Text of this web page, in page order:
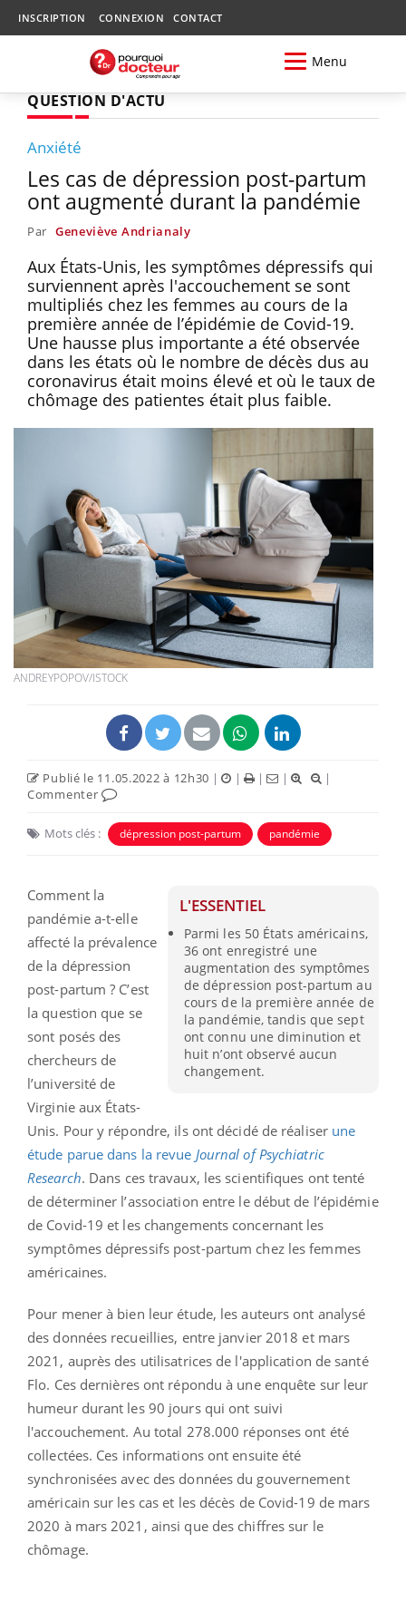
INSCRIPTION CONNEXION CONTACT
Menu
QUESTION D'ACTU
Anxiété
Les cas de dépression post-partum
ont augmenté durant la pandémie
Par Geneviève Andrianaly
Aux États-Unis, les symptômes dépressifs qui
surviennent après l'accouchement se sont
multipliés chez les femmes au cours de la
première année de l’épidémie de Covid-19.
Une hausse plus importante a été observée
dans les états où le nombre de décès dus au
coronavirus était moins élevé et où le taux de
chômage des patientes était plus faible.
ANDREYPOPOV/ISTOCK
Publié le 11.05.2022 à 12h30 | | | |
|
Commenter
Mots clés : dépression post-partum pandémie
L'ESSENTIEL
Parmi les 50 États américains,
36 ont enregistré une
augmentation des symptômes
de dépression post-partum au
cours de la première année de
la pandémie, tandis que sept
ont connu une diminution et
huit n’ont observé aucun
changement.
Comment la
pandémie a-t-elle
affecté la prévalence
de la dépression
post-partum ? C’est
la question que se
sont posés des
chercheurs de
l’université de
Virginie aux États-
Unis. Pour y répondre, ils ont décidé de réaliser une
étude parue dans la revue Journal of Psychiatric
Research. Dans ces travaux, les scientifiques ont tenté
de déterminer l’association entre le début de l’épidémie
de Covid-19 et les changements concernant les
symptômes dépressifs post-partum chez les femmes
américaines.
Pour mener à bien leur étude, les auteurs ont analysé
des données recueillies, entre janvier 2018 et mars
2021, auprès des utilisatrices de l'application de santé
Flo. Ces dernières ont répondu à une enquête sur leur
humeur durant les 90 jours qui ont suivi
l'accouchement. Au total 278.000 réponses ont été
collectées. Ces informations ont ensuite été
synchronisées avec des données du gouvernement
américain sur les cas et les décès de Covid-19 de mars
2020 à mars 2021, ainsi que des chiffres sur le
chômage.